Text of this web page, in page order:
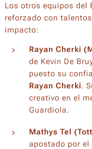
Los otros equipos del
reforzado con
impacto:
Rayan Cherki
de Kevin De
puesto su
Rayan Cherki.
creativo en el
Guardiola.
Mathys Tel
apostado por el